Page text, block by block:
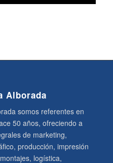
Alborada
somos referentes en
50 años, ofreciendo a
de marketing,
producción, impresión
logística,